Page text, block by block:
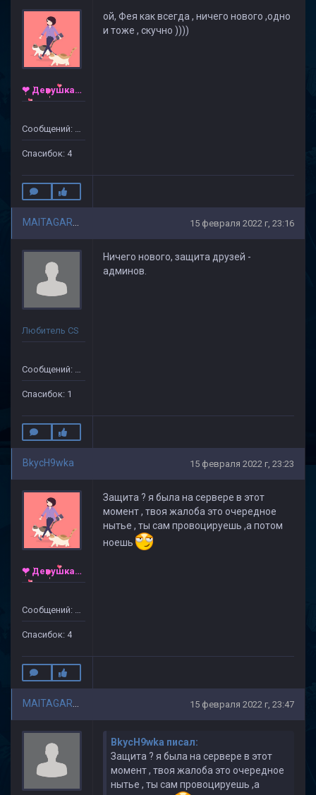
❤ Девушка ❤
Сообщений: 30
Спасибок: 4
ой, Фея как всегда , ничего нового ,одно
и тоже , скучно ))))
15 февраля 2022 г, 23:16
Любитель CS
Сообщений: 110
Спасибок: 1
Ничего нового, защита друзей -
админов.
BkycH9wka 15 февраля 2022 г, 23:23
❤ Девушка ❤
Сообщений: 30
Спасибок: 4
Защита ? я была на сервере в этот
момент , твоя жалоба это очередное
нытье , ты сам провоцируешь ,а потом
ноешь
15 февраля 2022 г, 23:47
BkycH9wka писал:
Защита ? я была на сервере в этот
момент , твоя жалоба это очередное
нытье , ты сам провоцируешь ,а